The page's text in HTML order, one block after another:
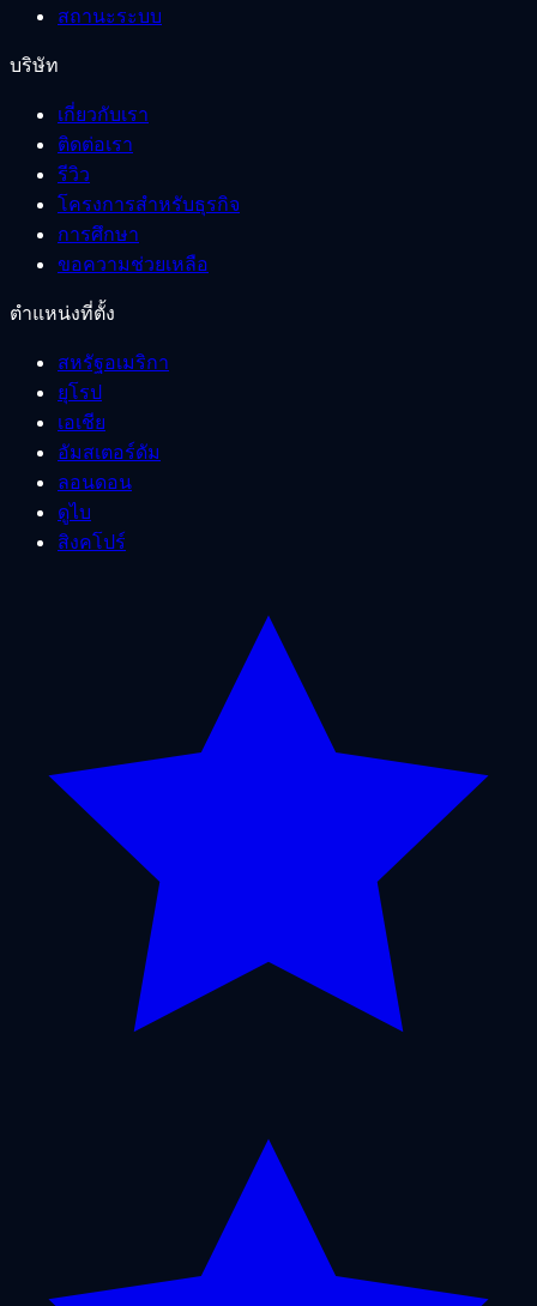
สถานะระบบ
บริษัท
เกี่ยวกับเรา
ติดต่อเรา
รีวิว
โครงการสำหรับธุรกิจ
การศึกษา
ขอความช่วยเหลือ
ตำแหน่งที่ตั้ง
สหรัฐอเมริกา
ยุโรป
เอเชีย
อัมสเตอร์ดัม
ลอนดอน
ดูไบ
สิงคโปร์